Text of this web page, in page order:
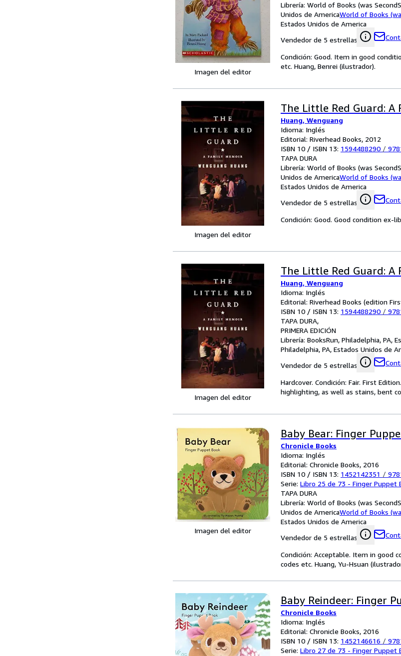
Imagen del editor
Librería: World of Books (was
Unidos de AmericaWorld of Books
Estados Unidos de America
Vendedor de 5 estrellas
Condición: Good. Item in good
etc. Huang, Benrei (ilustrador).
Imagen del editor
The Little Red Guard: A
Huang, Wenguang
Idioma: Inglés
Editorial: Riverhead Books, 2012
ISBN 10 / ISBN 13: 1594488290 /
TAPA DURA
Librería: World of Books (was
Unidos de AmericaWorld of Books
Estados Unidos de America
Vendedor de 5 estrellas
Condición: Good. Good condition ex-
Imagen del editor
The Little Red Guard: A
Huang, Wenguang
Idioma: Inglés
Editorial: Riverhead Books (edition
ISBN 10 / ISBN 13: 1594488290 /
TAPA DURA
PRIMERA EDICIÓN
Librería: BooksRun, Philadelphia, PA,
Philadelphia, PA, Estados Unidos de
Vendedor de 5 estrellas
Hardcover. Condición: Fair. First
highlighting, as well as stains, bent
Imagen del editor
Baby Bear: Finger
Chronicle Books
Idioma: Inglés
Editorial: Chronicle Books, 2016
ISBN 10 / ISBN 13: 1452142351 /
Serie: Libro 25 de 73 - Finger Puppet
TAPA DURA
Librería: World of Books (was
Unidos de AmericaWorld of Books
Estados Unidos de America
Vendedor de 5 estrellas
Condición: Acceptable. Item in good
codes etc. Huang, Yu-Hsuan
Baby Reindeer: Finger
Chronicle Books
Idioma: Inglés
Editorial: Chronicle Books, 2016
ISBN 10 / ISBN 13: 1452146616 /
Serie: Libro 27 de 73 - Finger Puppet